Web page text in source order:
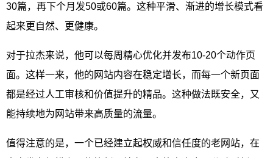
30篇，再下个月发50或60篇。这种平滑、渐进的增长模式看
起来更自然、更健康。
对于拉杰来说，他可以每周精心优化并发布10-20个动作页
面。这样一来，他的网站内容在稳定增长，而每一个新页面
都是经过人工审核和价值提升的精品。这种做法既安全，又
能持续地为网站带来高质量的流量。
值得注意的是，一个已经建立起权威和信任度的老网站，在